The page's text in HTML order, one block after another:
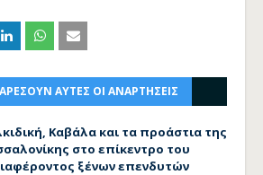
ΑΥΤΕΣ ΟΙ ΑΝΑΡΤΗΣΕΙΣ
Καβάλα και τα προάστια της
στο επίκεντρο του
ξένων επενδυτών